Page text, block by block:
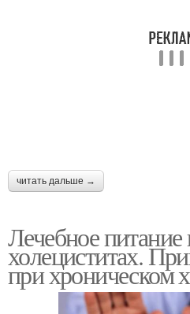
читать дальше →
Лечебное питание
холециститах.
при хроническом